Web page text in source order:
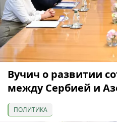
Вучич о развитии
между Сербией и
ПОЛИТИКА